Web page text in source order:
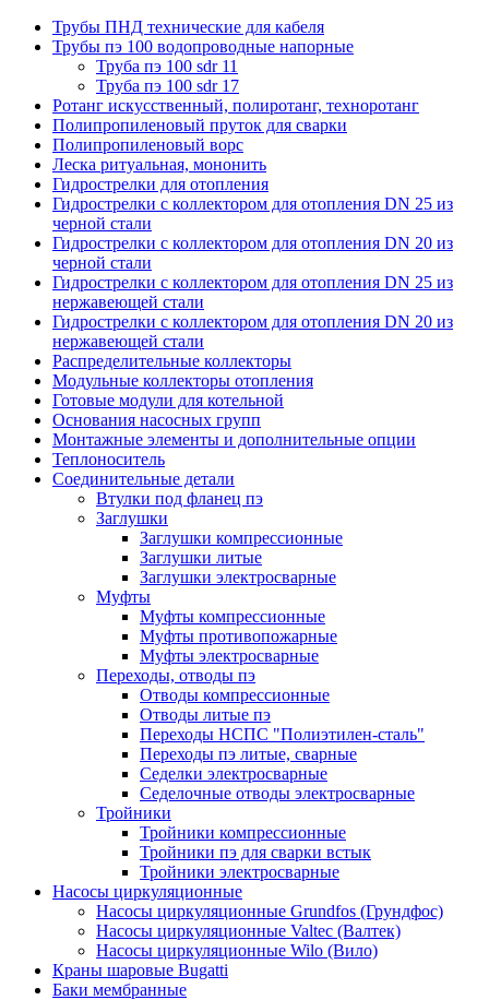
Трубы ПНД технические для кабеля
Трубы пэ 100 водопроводные напорные
Труба пэ 100 sdr 11
Труба пэ 100 sdr 17
Ротанг искусственный, полиротанг, техноротанг
Полипропиленовый пруток для сварки
Полипропиленовый ворс
Леска ритуальная, мононить
Гидрострелки для отопления
Гидрострелки с коллектором для отопления DN 25 из
черной стали
Гидрострелки с коллектором для отопления DN 20 из
черной стали
Гидрострелки с коллектором для отопления DN 25 из
нержавеющей стали
Гидрострелки с коллектором для отопления DN 20 из
нержавеющей стали
Распределительные коллекторы
Модульные коллекторы отопления
Готовые модули для котельной
Основания насосных групп
Монтажные элементы и дополнительные опции
Теплоноситель
Соединительные детали
Втулки под фланец пэ
Заглушки
Заглушки компрессионные
Заглушки литые
Заглушки электросварные
Муфты
Муфты компрессионные
Муфты противопожарные
Муфты электросварные
Переходы, отводы пэ
Отводы компрессионные
Отводы литые пэ
Переходы НСПС "Полиэтилен-сталь"
Переходы пэ литые, сварные
Седелки электросварные
Седелочные отводы электросварные
Тройники
Тройники компрессионные
Тройники пэ для сварки встык
Тройники электросварные
Насосы циркуляционные
Насосы циркуляционные Grundfos (Грундфос)
Насосы циркуляционные Valtec (Валтек)
Насосы циркуляционные Wilo (Вило)
Краны шаровые Bugatti
Баки мембранные